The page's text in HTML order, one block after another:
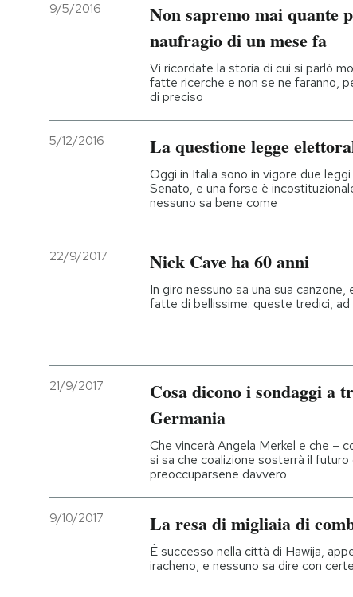
9/5/2016
Non sapremo mai quante
naufragio di un mese fa
Vi ricordate la storia di cui si parlò
fatte ricerche e non se ne faranno,
di preciso
5/12/2016 La questione legge
Oggi in Italia sono in vigore due
Senato, e una forse è
nessuno sa bene come
22/9/2017 Nick Cave ha 60 anni
In giro nessuno sa una sua canzone,
fatte di bellissime: queste tredici, ad
21/9/2017
Cosa dicono i sondaggi a
Germania
Che vincerà Angela Merkel e che –
si sa che coalizione sosterrà il
preoccuparsene davvero
9/10/2017 La resa di migliaia di
È successo nella città di Hawija,
iracheno, e nessuno sa dire con